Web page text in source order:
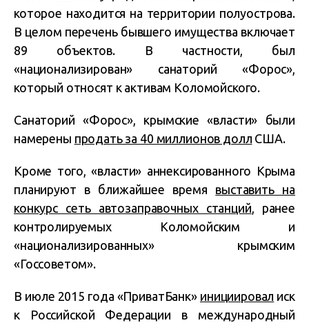
которое находится на территории полуострова.
В целом перечень бывшего имущества включает
89 объектов. В частности, был
«национализирован» санаторий «Форос»,
который относят к активам Коломойского.
Санаторий «Форос», крымские «власти» были
намерены продать за 40 миллионов долл США.
Кроме того, «власти» аннексированного Крыма
планируют в ближайшее время выставить на
конкурс сеть автозаправочных станций, ранее
контролируемых Коломойским и
«национализированных» крымским
«Госсоветом».
В июле 2015 года «ПриватБанк» инициировал иск
к Российской Федерации в международный